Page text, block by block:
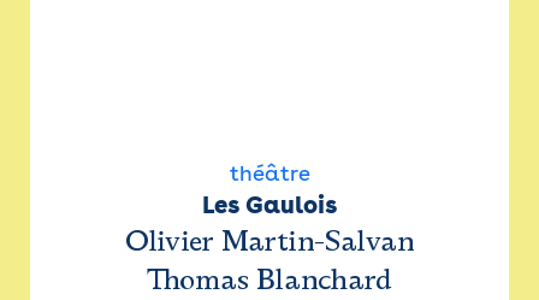
théâtre
Les Gaulois
Olivier Martin-Salvan
Thomas Blanchard